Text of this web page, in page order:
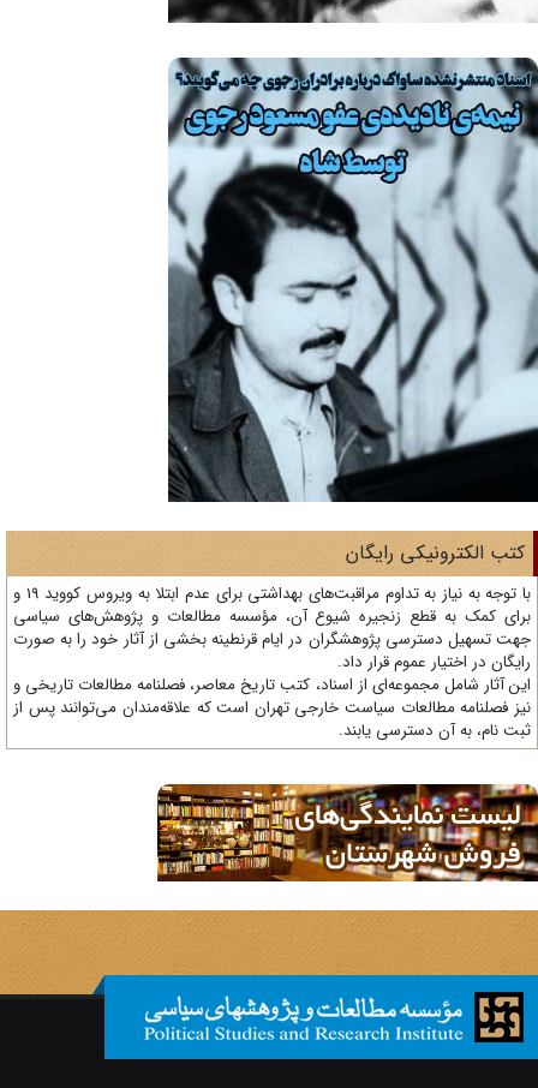
الکترونیکی رایگان
با توجه به نیاز به تداوم مراقبت‌های بهداشتی برای عدم ابتلا به ویروس کووید 19 و
کمک به قطع زنجیره شیوع آن، مؤسسه مطالعات و پژوهش‌های سیاسی
تسهیل دسترسی پژوهشگران در ایام قرنطینه بخشی از آثار خود را به صورت
در اختیار عموم قرار داد.
آثار شامل مجموعه‌ای از اسناد، کتب تاریخ معاصر، فصلنامه‌ مطالعات تاریخی و
فصلنامه مطالعات سیاست خارجی تهران است که علاقه‌مندان می‌توانند پس از
نام، به آن دسترسی یابند.